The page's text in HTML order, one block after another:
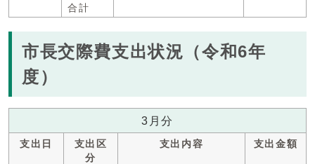
合計
市長交際費支出状況（令和6年
度）
3月分
支出日
支出区
分
支出内容 支出金額